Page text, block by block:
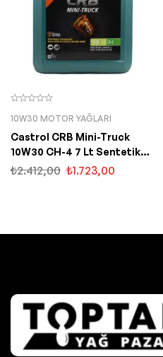
10W30 MOTOR YAĞLARI
Castrol CRB Mini-Truck
10W30 CH-4 7 Lt Sentetik
Motor Yağı
₺2.412,00 ₺1.723,00